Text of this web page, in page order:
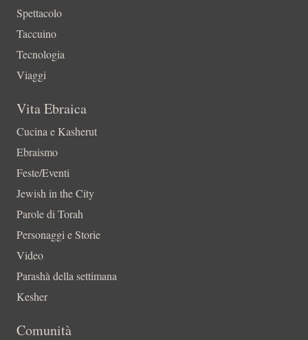
Spettacolo
Taccuino
Tecnologia
Viaggi
Vita Ebraica
Cucina e Kasherut
Ebraismo
Feste/Eventi
Jewish in the City
Parole di Torah
Personaggi e Storie
Video
Parashà della settimana
Kesher
Comunità